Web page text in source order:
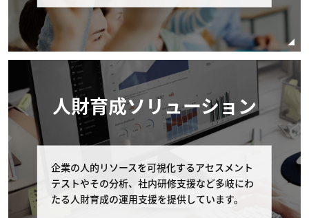
0-17:00）へコースの申し込みを取り消す旨申し
出るものとします。 但し、個別に条件設定のあ
るコースの場合は、個別条件を本条に優先して適
用されるものとし、本条は適用されません。
コースの申し込みを取り消す場合の代金の取扱 お
客様が申し込みの取り消しを申し出たコースの受
講費用の扱いはお客様の申し出日により以下の通
りとします。なお以下の該当日が弊社休業日にあ
たる場合は直前の弊社営業日を申し出の期限とし
ます。 受講費用の支払いが完了している場合、
コース開催初日の11営業日以前のキャンセルに
関しては全額返金を致します。 また、受講費用
人財育成ソリューション
企業の人的リソースを可視化するアセスメント
テストやその分析、社内研修支援など多岐にわ
たる人財育成の運用支援を提供しています。